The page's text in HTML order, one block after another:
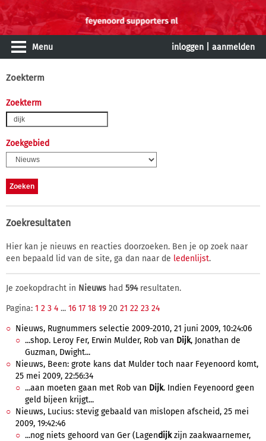
Menu inloggen aanmelden
Zoekterm
Zoekterm
Zoekgebied
Zoekresultaten
Hier kan je nieuws en reacties doorzoeken. Ben je op zoek naar
een bepaald lid van de site, ga dan naar de ledenlijst.
Je zoekopdracht in Nieuws had 594resultaten.
Pagina: 1 2 3 4 ... 16 17 18 19 20 21 22 23 24
Nieuws, Rugnummers selectie 2009-2010, 21 juni 2009, 10:24:06
...shop. Leroy Fer, Erwin Mulder, Rob van Dijk, Jonathan de
Guzman, Dwight...
Nieuws, Been: grote kans dat Mulder toch naar Feyenoord komt,
25 mei 2009, 22:56:34
...aan moeten gaan met Rob van Dijk. Indien Feyenoord geen
geld bijeen krijgt...
Nieuws, Lucius: stevig gebaald van mislopen afscheid, 25 mei
2009, 19:42:46
...nog niets gehoord van Ger (Lagendijkzijn zaakwaarnemer,